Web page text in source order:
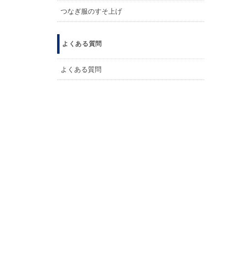
つなぎ服のすそ上げ
よくある質問
よくある質問